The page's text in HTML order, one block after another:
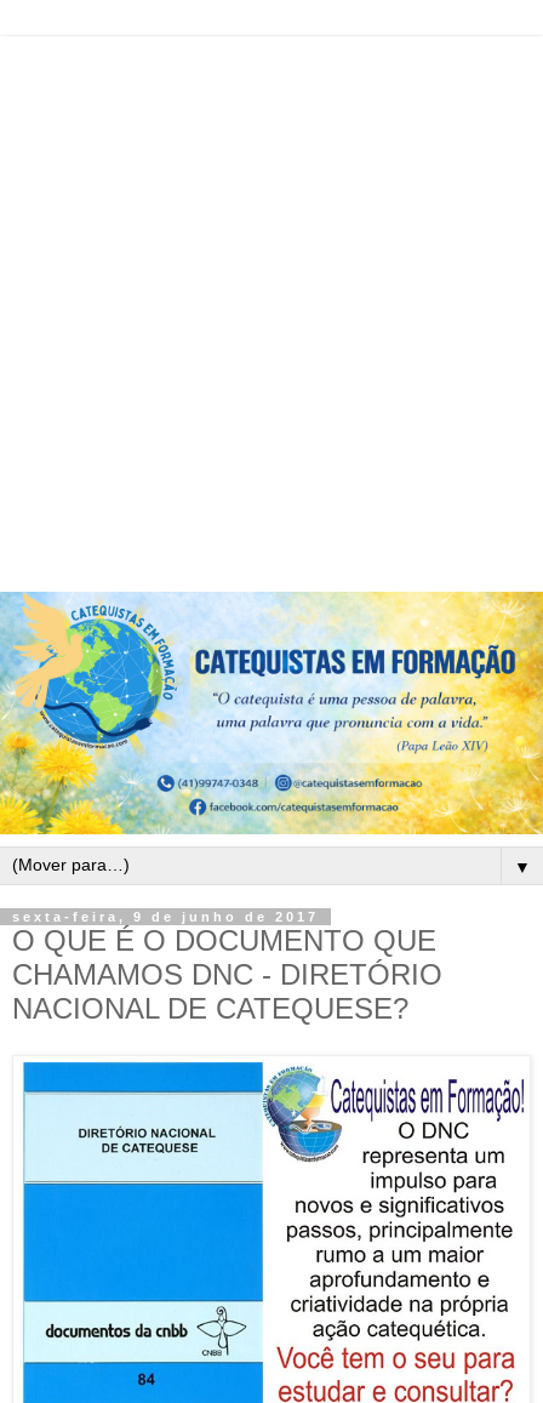
▼
sexta-feira, 9 de junho de 2017
O QUE É O DOCUMENTO QUE
CHAMAMOS DNC - DIRETÓRIO
NACIONAL DE CATEQUESE?